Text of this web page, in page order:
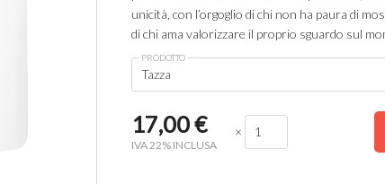
unicità, con l’orgoglio di chi non ha paura di
di chi ama valorizzare il proprio sguardo sul
PRODOTTO
Tazza
17,00€
IVA 22% INCLUSA
×